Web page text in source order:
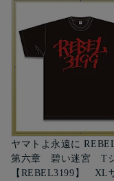
ヤマトよ永遠に
第六章 碧い迷宮 T
【REBEL3199】 XL